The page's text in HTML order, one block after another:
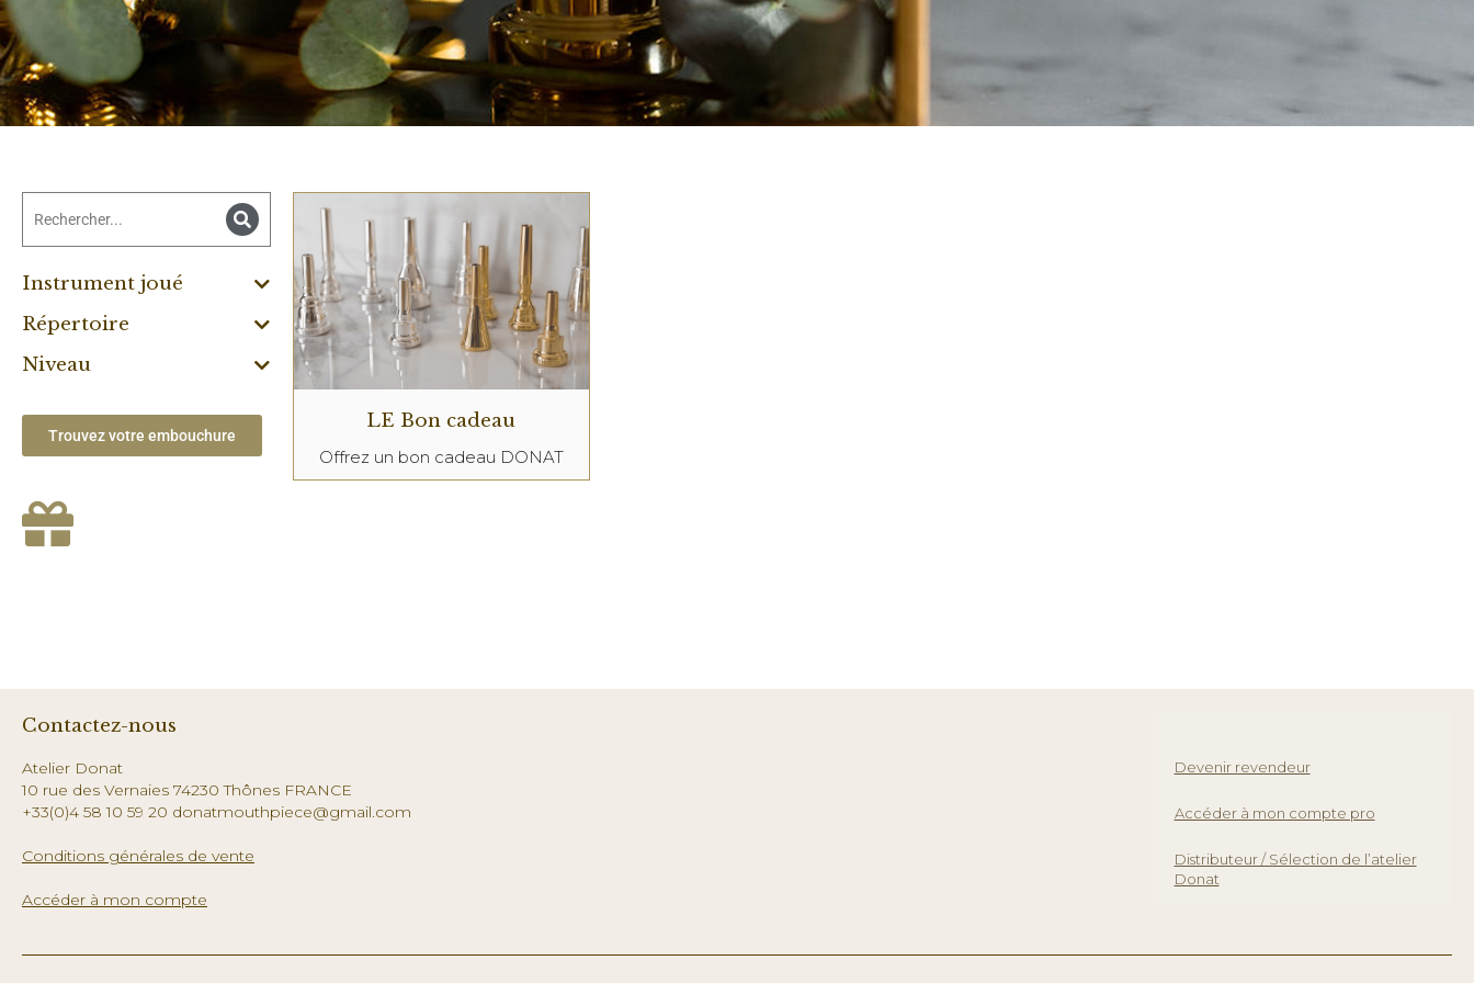
Instrument joué
Répertoire
Niveau
Trouvez votre embouchure
LE Bon cadeau
Offrez un bon cadeau DONAT
Contactez-nous
Atelier Donat
10 rue des Vernaies 74230 Thônes FRANCE
+33(0)4 58 10 59 20 donatmouthpiece@gmail.com
Conditions générales de vente
Accéder à mon compte
Devenir revendeur
Accéder à mon compte pro
Distributeur / Sélection de l’atelier
Donat